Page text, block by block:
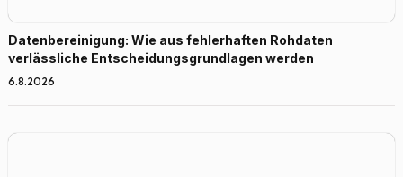
Datenbereinigung: Wie aus fehlerhaften Rohdaten
verlässliche Entscheidungsgrundlagen werden
6.8.2026